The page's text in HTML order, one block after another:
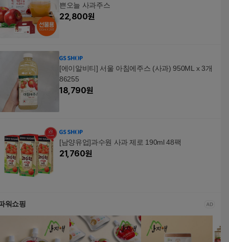
쁜오늘 사과주스
22,800원
[에이알비티] 서울 아침에주스 (사과) 950ML x 3개
86255
18,790원
[남양유업]과수원 사과 제로 190ml 48팩
21,760원
워쇼핑